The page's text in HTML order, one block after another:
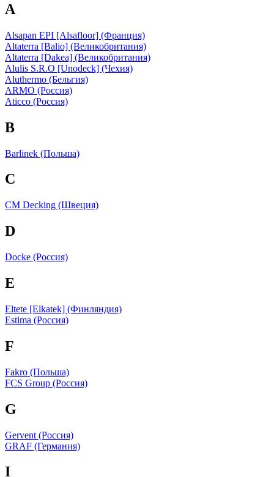
A
Alsapan EPI [Alsafloor] (Франция)
Altaterra [Balio] (Великобритания)
Altaterra [Dakea] (Великобритания)
Alulis S.R.O [Unodeck] (Чехия)
Aluthermo (Бельгия)
ARMO (Россия)
Aticco (Россия)
B
Barlinek (Польша)
C
CM Decking (Швеция)
D
Docke (Россия)
E
Eltete [Elkatek] (Финляндия)
Estima (Россия)
F
Fakro (Польша)
FCS Group (Россия)
G
Gervent (Россия)
GRAF (Германия)
I